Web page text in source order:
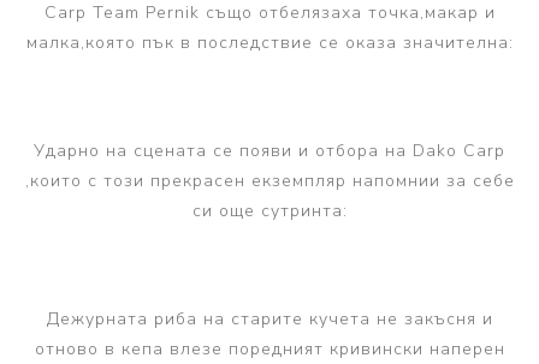
Carp Team Pernik също отбелязаха точка,макар и
малка,която пък в последствие се оказа значителна:
Ударно на сцената се появи и отбора на Dako Carp
,които с този прекрасен екземпляр напомнии за себе
си още сутринта:
Дежурната риба на старите кучета не закъсня и
отново в кепа влезе поредният кривински наперен